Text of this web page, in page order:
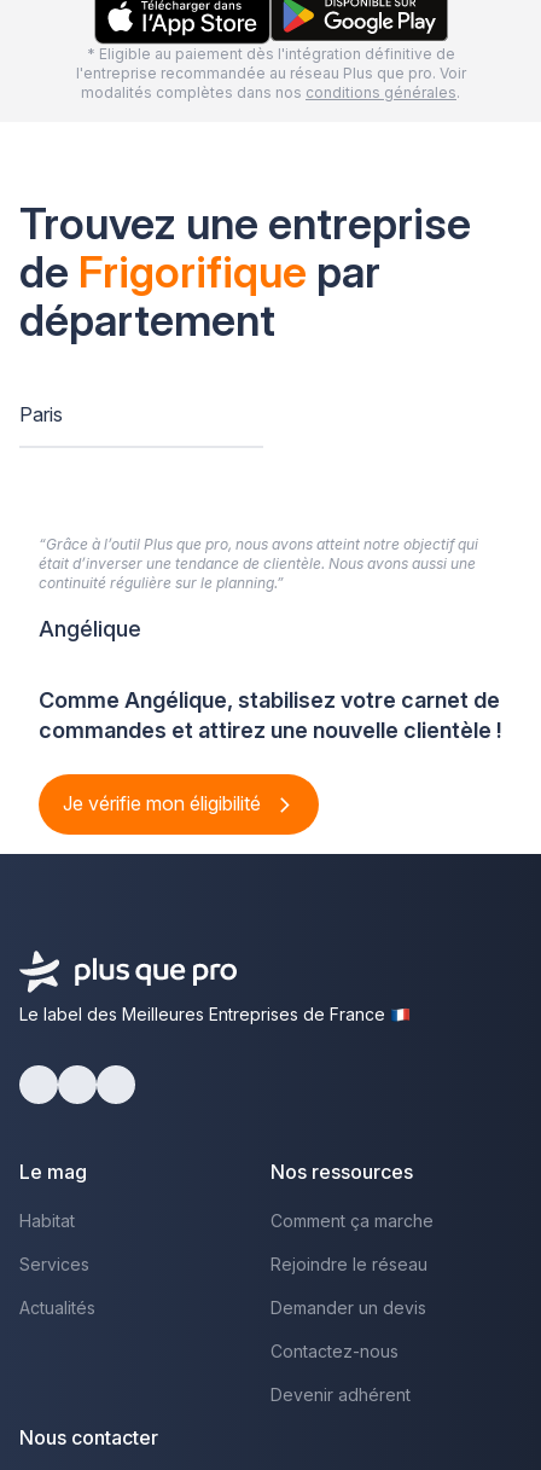
* Eligible au paiement dès l'intégration définitive de
l'entreprise recommandée au réseau Plus que pro. Voir
modalités complètes dans nos conditions générales.
Trouvez une entreprise
de Frigorifique par
département
Paris
Comme Angélique, stabilisez votre carnet de
commandes et attirez une nouvelle clientèle !
Je vérifie mon éligibilité
“Grâce à l’outil Plus que pro, nous avons atteint notre objectif qui
était d’inverser une tendance de clientèle. Nous avons aussi une
continuité régulière sur le planning.”
Angélique
Le label des Meilleures Entreprises de France
Le mag
Habitat
Services
Actualités
Nos ressources
Comment ça marche
Rejoindre le réseau
Demander un devis
Contactez-nous
Devenir adhérent
Nous contacter